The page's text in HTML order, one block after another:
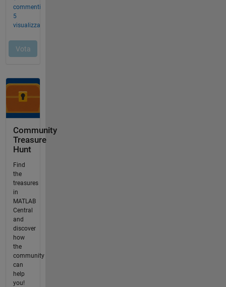
Community
Treasure
Hunt
Find
the
treasures
in
MATLAB
Central
and
discover
how
the
community
can
help
you!